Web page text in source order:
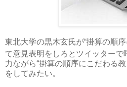
東北大学の黒木玄氏が“掛算の順
て意見表明をしろとツイッターで
力ながら“掛算の順序にこだわる
をしてみたい。